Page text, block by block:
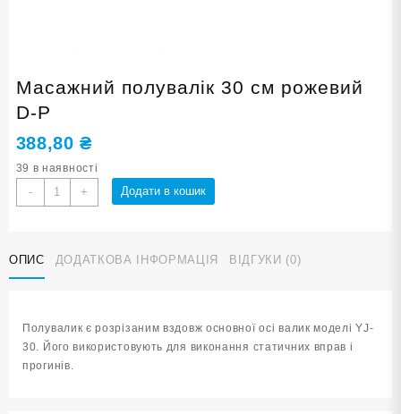
Масажний полувалік 30 см рожевий
D-Р
388,80₴
39 в наявності
-
Масажний
полувалік
рожевий
D-
+ Додати в кошик
ОПИС ДОДАТКОВА ІНФОРМАЦІЯ ВІДГУКИ (0)
Полувалик є розрізаним вздовж основної осі валик моделі YJ-
30. Його використовують для виконання статичних вправ і
прогинів.